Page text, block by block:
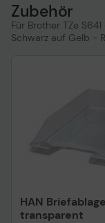
Zubehör
Für Brother TZe
Schwarz auf Gelb -
HAN
transparent